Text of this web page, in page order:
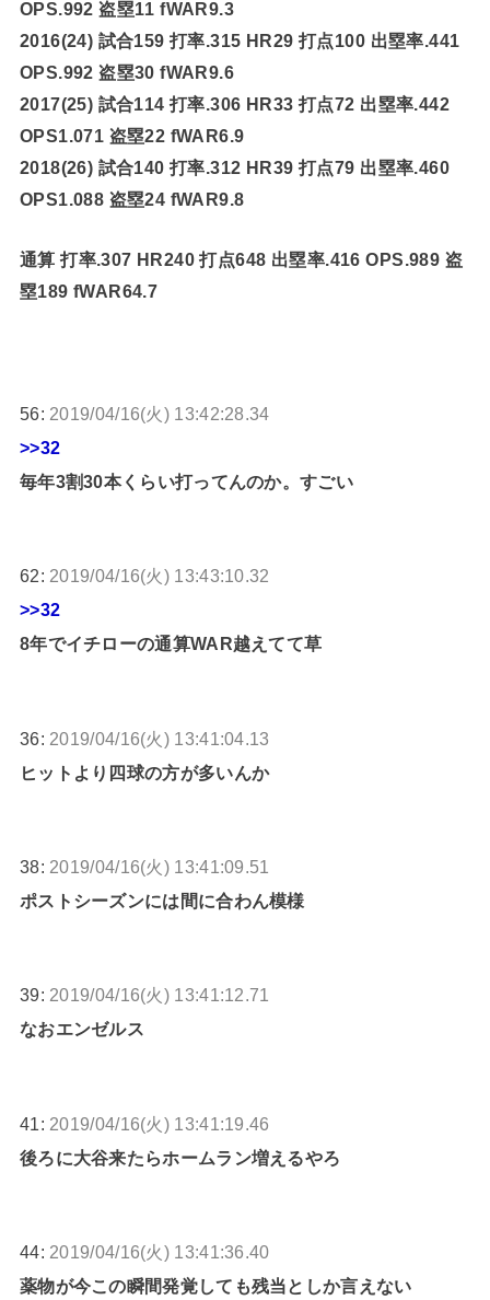
OPS.992 盗塁11 fWAR9.3
2016(24) 試合159 打率.315 HR29 打点100 出塁率.441
OPS.992 盗塁30 fWAR9.6
2017(25) 試合114 打率.306 HR33 打点72 出塁率.442
OPS1.071 盗塁22 fWAR6.9
2018(26) 試合140 打率.312 HR39 打点79 出塁率.460
OPS1.088 盗塁24 fWAR9.8
通算 打率.307 HR240 打点648 出塁率.416 OPS.989 盗
塁189 fWAR64.7
56: 2019/04/16(火) 13:42:28.34
>>32
毎年3割30本くらい打ってんのか。すごい
62: 2019/04/16(火) 13:43:10.32
>>32
8年でイチローの通算WAR越えてて草
36: 2019/04/16(火) 13:41:04.13
ヒットより四球の方が多いんか
38: 2019/04/16(火) 13:41:09.51
ポストシーズンには間に合わん模様
39: 2019/04/16(火) 13:41:12.71
なおエンゼルス
41: 2019/04/16(火) 13:41:19.46
後ろに大谷来たらホームラン増えるやろ
44: 2019/04/16(火) 13:41:36.40
薬物が今この瞬間発覚しても残当としか言えない